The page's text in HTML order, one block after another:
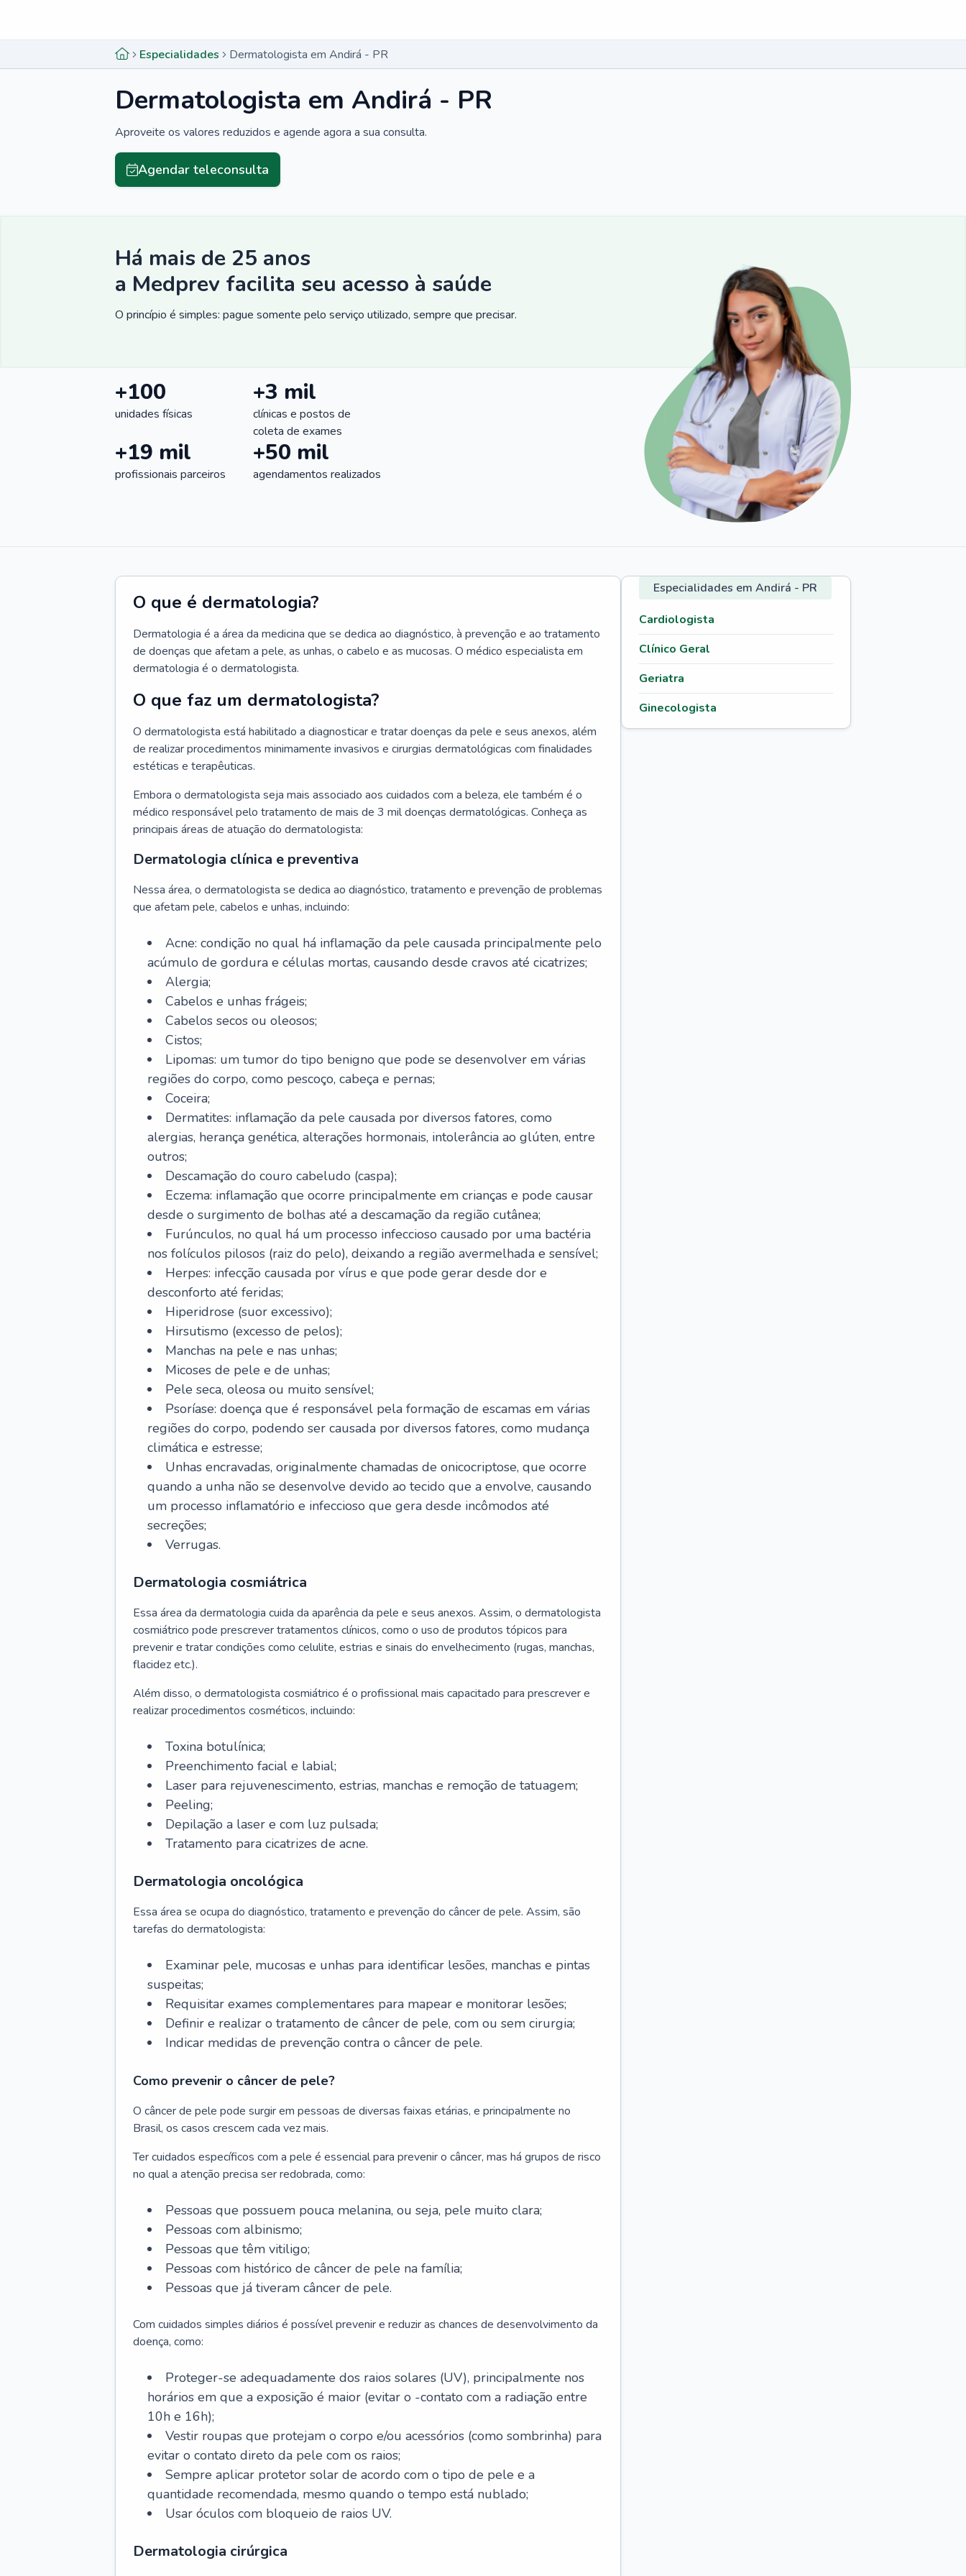
Especialidades Dermatologista em Andirá - PR
Dermatologista em Andirá - PR
Aproveite os valores reduzidos e agende agora a sua consulta.
Agendar teleconsulta
Há mais de 25 anos
a Medprev facilita seu acesso à saúde
O princípio é simples: pague somente pelo serviço utilizado, sempre que precisar.
+100
unidades físicas
+3 mil
clínicas e postos de
coleta de exames
+19 mil
profissionais parceiros
+50 mil
agendamentos realizados
O que é dermatologia?
Dermatologia é a área da medicina que se dedica ao diagnóstico, à prevenção e ao tratamento
de doenças que afetam a pele, as unhas, o cabelo e as mucosas. O médico especialista em
dermatologia é o dermatologista.
O que faz um dermatologista?
O dermatologista está habilitado a diagnosticar e tratar doenças da pele e seus anexos, além
de realizar procedimentos minimamente invasivos e cirurgias dermatológicas com finalidades
estéticas e terapêuticas.
Embora o dermatologista seja mais associado aos cuidados com a beleza, ele também é o
médico responsável pelo tratamento de mais de 3 mil doenças dermatológicas. Conheça as
principais áreas de atuação do dermatologista:
Dermatologia clínica e preventiva
Nessa área, o dermatologista se dedica ao diagnóstico, tratamento e prevenção de problemas
que afetam pele, cabelos e unhas, incluindo:
Acne: condição no qual há inflamação da pele causada principalmente pelo
acúmulo de gordura e células mortas, causando desde cravos até cicatrizes;
Alergia;
Cabelos e unhas frágeis;
Cabelos secos ou oleosos;
Cistos;
Lipomas: um tumor do tipo benigno que pode se desenvolver em várias
regiões do corpo, como pescoço, cabeça e pernas;
Coceira;
Dermatites: inflamação da pele causada por diversos fatores, como
alergias, herança genética, alterações hormonais, intolerância ao glúten, entre
outros;
Descamação do couro cabeludo (caspa);
Eczema: inflamação que ocorre principalmente em crianças e pode causar
desde o surgimento de bolhas até a descamação da região cutânea;
Furúnculos, no qual há um processo infeccioso causado por uma bactéria
nos folículos pilosos (raiz do pelo), deixando a região avermelhada e sensível;
Herpes: infecção causada por vírus e que pode gerar desde dor e
desconforto até feridas;
Hiperidrose (suor excessivo);
Hirsutismo (excesso de pelos);
Manchas na pele e nas unhas;
Micoses de pele e de unhas;
Pele seca, oleosa ou muito sensível;
Psoríase: doença que é responsável pela formação de escamas em várias
regiões do corpo, podendo ser causada por diversos fatores, como mudança
climática e estresse;
Unhas encravadas, originalmente chamadas de onicocriptose, que ocorre
quando a unha não se desenvolve devido ao tecido que a envolve, causando
um processo inflamatório e infeccioso que gera desde incômodos até
secreções;
Verrugas.
Dermatologia cosmiátrica
Essa área da dermatologia cuida da aparência da pele e seus anexos. Assim, o dermatologista
cosmiátrico pode prescrever tratamentos clínicos, como o uso de produtos tópicos para
prevenir e tratar condições como celulite, estrias e sinais do envelhecimento (rugas, manchas,
flacidez etc.).
Além disso, o dermatologista cosmiátrico é o profissional mais capacitado para prescrever e
realizar procedimentos cosméticos, incluindo:
Toxina botulínica;
Preenchimento facial e labial;
Laser para rejuvenescimento, estrias, manchas e remoção de tatuagem;
Peeling;
Depilação a laser e com luz pulsada;
Tratamento para cicatrizes de acne.
Dermatologia oncológica
Essa área se ocupa do diagnóstico, tratamento e prevenção do câncer de pele. Assim, são
tarefas do dermatologista:
Examinar pele, mucosas e unhas para identificar lesões, manchas e pintas
suspeitas;
Requisitar exames complementares para mapear e monitorar lesões;
Definir e realizar o tratamento de câncer de pele, com ou sem cirurgia;
Indicar medidas de prevenção contra o câncer de pele.
Como prevenir o câncer de pele?
O câncer de pele pode surgir em pessoas de diversas faixas etárias, e principalmente no
Brasil, os casos crescem cada vez mais.
Ter cuidados específicos com a pele é essencial para prevenir o câncer, mas há grupos de risco
no qual a atenção precisa ser redobrada, como:
Pessoas que possuem pouca melanina, ou seja, pele muito clara;
Pessoas com albinismo;
Pessoas que têm vitiligo;
Pessoas com histórico de câncer de pele na família;
Pessoas que já tiveram câncer de pele.
Com cuidados simples diários é possível prevenir e reduzir as chances de desenvolvimento da
doença, como:
Proteger-se adequadamente dos raios solares (UV), principalmente nos
horários em que a exposição é maior (evitar o -contato com a radiação entre
10h e 16h);
Vestir roupas que protejam o corpo e/ou acessórios (como sombrinha) para
evitar o contato direto da pele com os raios;
Sempre aplicar protetor solar de acordo com o tipo de pele e a
quantidade recomendada, mesmo quando o tempo está nublado;
Usar óculos com bloqueio de raios UV.
Dermatologia cirúrgica
Especialidades em Andirá - PR
Cardiologista
Clínico Geral
Geriatra
Ginecologista